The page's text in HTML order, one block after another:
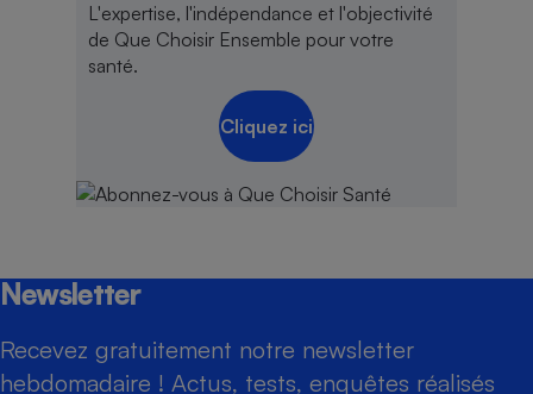
L'expertise, l'indépendance et l'objectivité
de Que Choisir Ensemble pour votre
santé.
Cliquez ici
Newsletter
Recevez gratuitement notre newsletter
hebdomadaire ! Actus, tests, enquêtes réalisés